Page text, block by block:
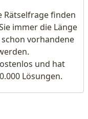
Rätselfrage finden
immer die Länge
vorhandene
und hat
Lösungen.